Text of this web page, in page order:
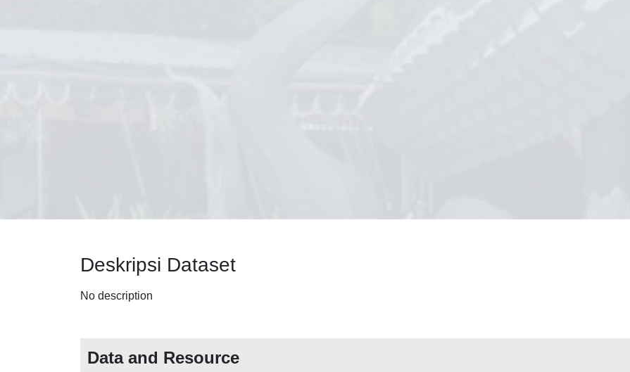
Deskripsi Dataset
No description
Data and Resource